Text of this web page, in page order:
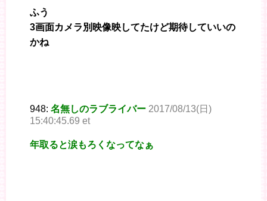
ふう
3画面カメラ別映像映してたけど期待していいの
かね
948: 名無しのラブライバー 2017/08/13(日)
15:40:45.69 et
年取ると涙もろくなってなぁ